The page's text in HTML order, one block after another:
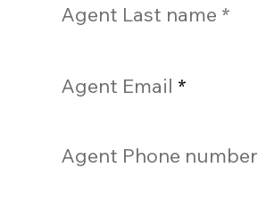
Agent Last name
Agent Email
Agent Phone number